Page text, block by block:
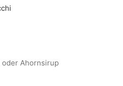
oder Ahornsirup